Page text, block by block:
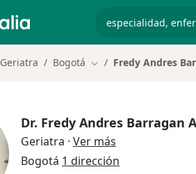
Geriatra Bogotá Cambiar de ciudad
Fredy Andres
Dr. Fredy Andres Barragan
Geriatra · Ver más
Bogotá 1 dirección